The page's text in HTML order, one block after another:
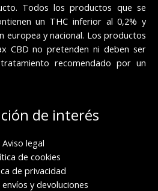
Todos los productos que se
un THC inferior al 0,2% y
europea y nacional. Los productos
CBD no pretenden ni deben ser
recomendado por un
de interés
Aviso legal
de cookies
de privacidad
y devoluciones